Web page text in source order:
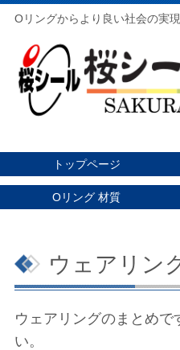
Oリングからより良い社会の実
トップページ
Oリング 材質
ウェアリン
ウェアリングのまとめ
い。